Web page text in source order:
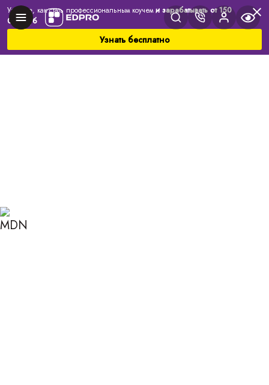
Узнайте, как стать профессиональным коучеми зарабатывать от 150
000 руб
Узнать бесплатно